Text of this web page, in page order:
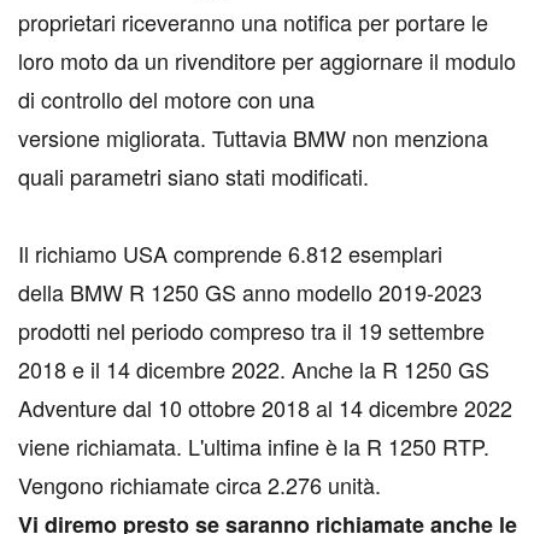
proprietari riceveranno una notifica per portare le
loro moto da un rivenditore per aggiornare il modulo
di controllo del motore con una
versione migliorata. Tuttavia BMW non menziona
quali parametri siano stati modificati.
Il richiamo USA comprende 6.812 esemplari
della BMW R 1250 GS anno modello 2019-2023
prodotti nel periodo compreso tra il 19 settembre
2018 e il 14 dicembre 2022. Anche la R 1250 GS
Adventure dal 10 ottobre 2018 al 14 dicembre 2022
viene richiamata. L'ultima infine è la R 1250 RTP.
Vengono richiamate circa 2.276 unità.
Vi diremo presto se saranno richiamate anche le